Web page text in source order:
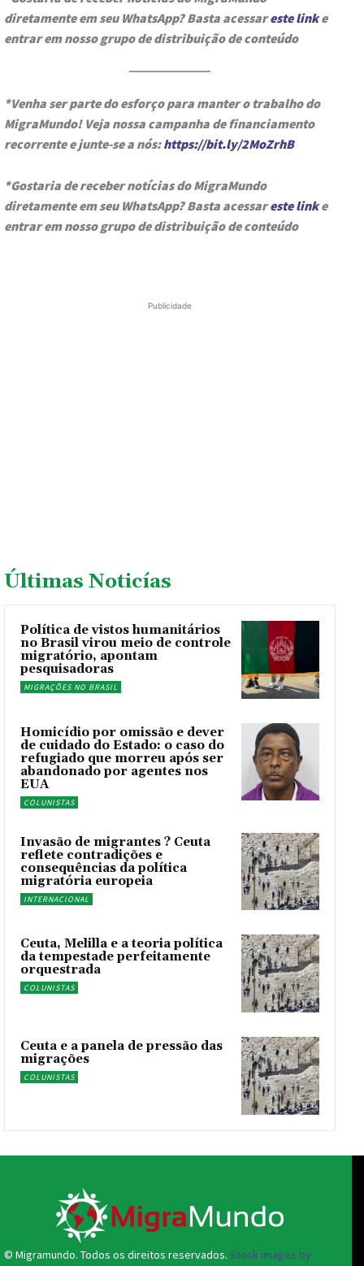
diretamente em seu WhatsApp? Basta acessareste linke
entrar em nosso grupo de distribuição de conteúdo
*Venha ser parte do esforço para manter o trabalho do
MigraMundo! Veja nossa campanha de financiamento
recorrente e junte-se a nós:https://bit.ly/2MoZrhB
*Gostaria de receber notícias do MigraMundo
diretamente em seu WhatsApp? Basta acessareste linke
entrar em nosso grupo de distribuição de conteúdo
Publicidade
Últimas Noticías
Política de vistos humanitários
no Brasil virou meio de controle
migratório, apontam
pesquisadoras
MIGRAÇÕES NO BRASIL
Homicídio por omissão e dever
de cuidado do Estado: o caso do
refugiado que morreu após ser
abandonado por agentes nos
EUA
COLUNISTAS
Invasão de migrantes ? Ceuta
reflete contradições e
consequências da política
migratória europeia
INTERNACIONAL
Ceuta, Melilla e a teoria política
da tempestade perfeitamente
orquestrada
COLUNISTAS
Ceuta e a panela de pressão das
migrações
COLUNISTAS
© Migramundo. Todos os direitos reservados. Stock images by